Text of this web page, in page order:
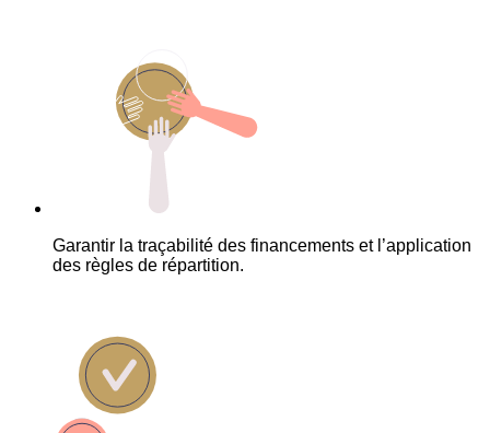
Garantir la traçabilité des financements et l’application
des règles de répartition.